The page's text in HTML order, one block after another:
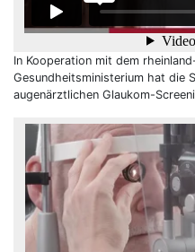
In Kooperation mit dem
Gesundheitsministerium hat die
augenärztlichen Glaukom-